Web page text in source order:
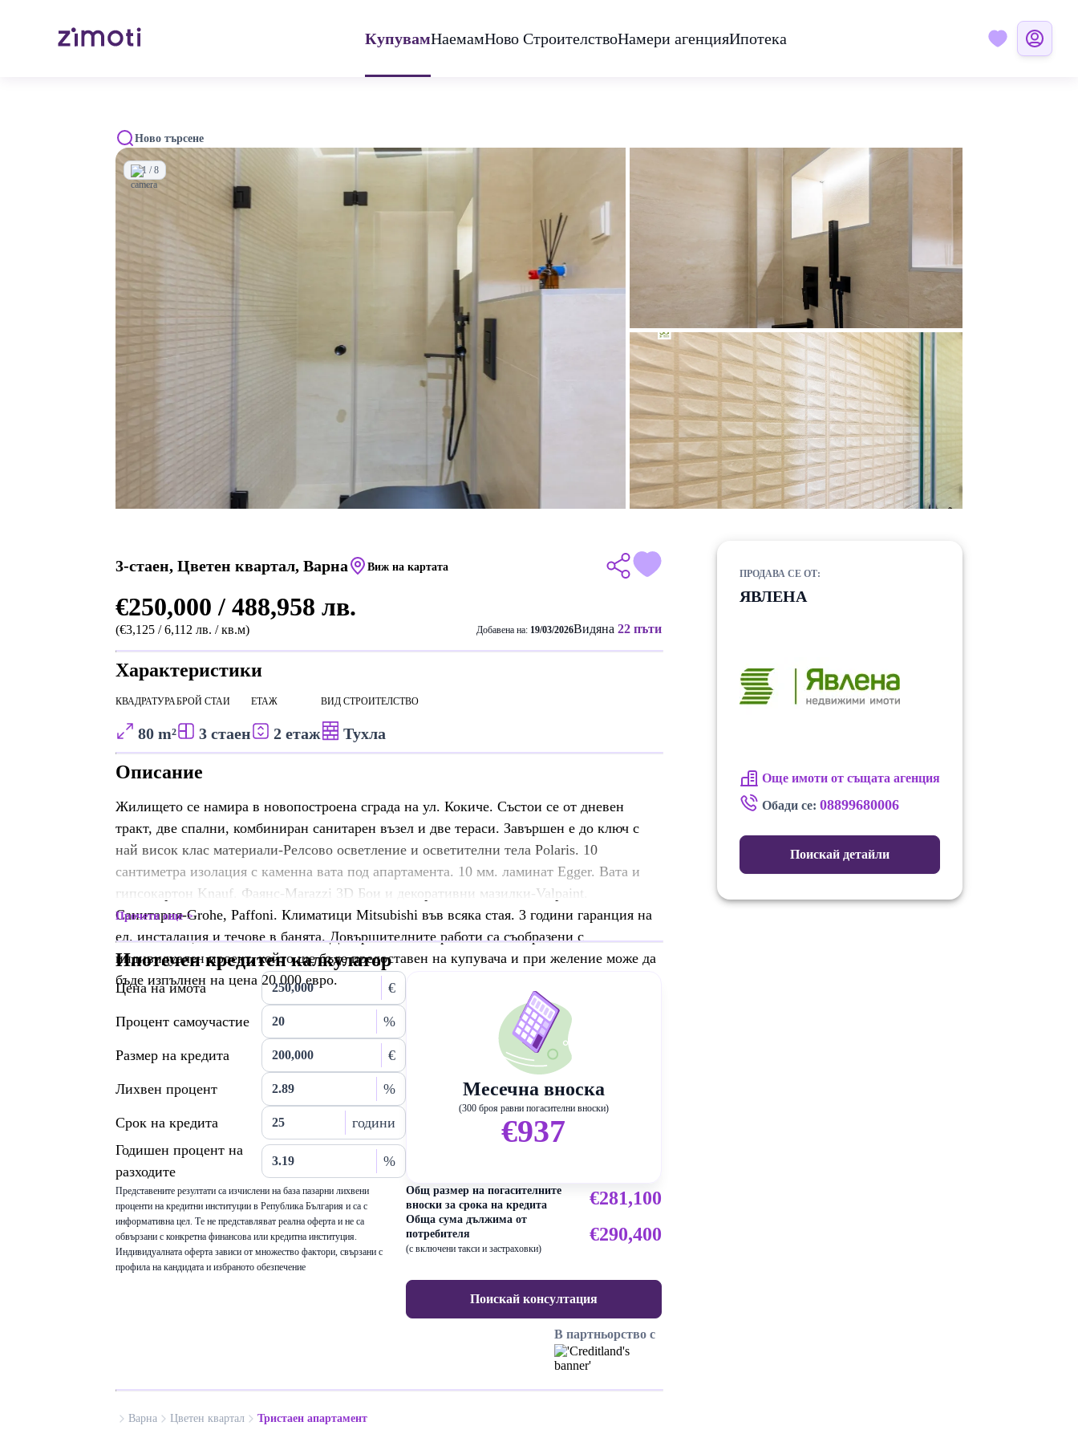
КупувамНаемамНово СтроителствоНамери агенцияИпотека
Ново търсене
1 / 8
3-стаен, Цветен квартал, Варна Виж на картата
€250,000 / 488,958 лв.
(€3,125 / 6,112 лв. / кв.м) Добавена на: 19/03/2026Видяна 22 пъти
Характеристики
КВАДРАТУРА
80 m²
БРОЙ СТАИ
3 стаен
ЕТАЖ
2 етаж
ВИД СТРОИТЕЛСТВО
Тухла
Описание
Жилището се намира в новопостроена сграда на ул. Кокиче. Състои се от дневен
тракт, две спални, комбиниран санитарен възел и две тераси. Завършен е до ключ с
най висок клас материали-Релсово осветление и осветителни тела Polaris. 10
сантиметра изолация с каменна вата под апартамента. 10 мм. ламинат Egger. Вата и
гипсокартон Knauf. Фаянс-Marazzi 3D Бои и декоративни мазилки-Valpaint.
Санитария-Grohe, Paffoni. Климатици Mitsubishi във всяка стая. 3 години гаранция на
ел. инсталация и течове в банята. Довършителните работи са съобразени с
индивидуален проект, който ще бъде предоставен на купувача и при желение може да
бъде изпълнен на цена 20 000 евро.
Прочети още
Ипотечен кредитен калкулатор
Цена на имота €
Процент самоучастие %
Размер на кредита €
Лихвен процент %
Срок на кредита
години
Годишен процент на
разходите
%
Представените резултати са изчислени на база пазарни лихвени
проценти на кредитни институции в Република България и са с
информативна цел. Те не представляват реална оферта и не са
обвързани с конкретна финансова или кредитна институция.
Индивидуалната оферта зависи от множество фактори, свързани с
профила на кандидата и избраното обезпечение
Месечна вноска
(300 броя равни погасителни вноски)
€937
Общ размер на погасителните
вноски за срока на кредита
€281,100
Обща сума дължима от
потребителя
(с включени такси и застраховки)
€290,400
Поискай консултация
В партньорство с
ПРОДАВА СЕ ОТ:
ЯВЛЕНА
Още имоти от същата агенция
Обади се: 08899680006
Поискай детайли
Варна Цветен квартал Тристаен апартамент